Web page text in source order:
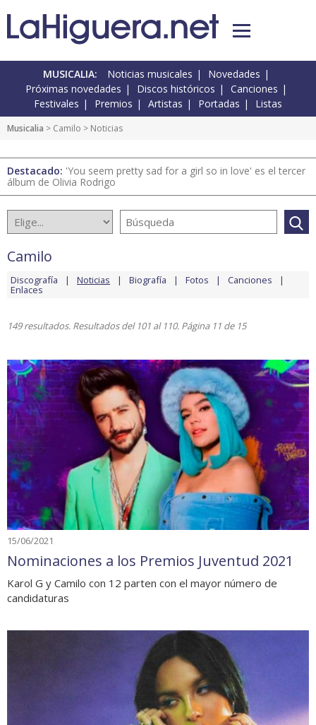
MUSICALIA: Noticias musicales
Novedades
Próximas novedades
Discos históricos
Canciones
Festivales
Premios Artistas Portadas Listas
Musicalia > Camilo > Noticias
Destacado: 'You seem pretty sad for a girl so in love' es el tercer
álbum de Olivia Rodrigo
Camilo
Discografía Noticias Biografía Fotos Canciones
Enlaces
149 resultados. Resultados del 101 al 110. Página 11 de 15
15/06/2021
Nominaciones a los Premios Juventud 2021
Karol G y Camilo con 12 parten con el mayor número de
candidaturas